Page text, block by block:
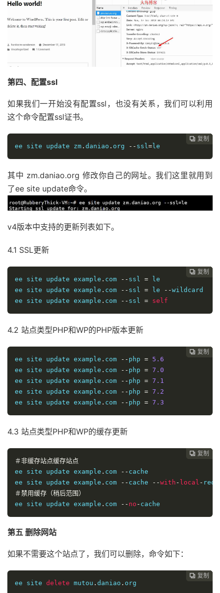
第四、配置ssl
如果我们一开始没有配置ssl，也没有关系，我们可以利用
这个命令配置ssl证书。
 复制
 复制
 复制
 复制
 复制
 复制
 复制
ee site update zm . daniao . org -- ssl =le
其中 zm.daniao.org 修改你自己的网址。我们这里就用到
了ee site update命令。
v4版本中支持的更新列表如下。
4.1 SSL更新
 复制
 复制
 复制
 复制
 复制
 复制
ee site update example . com -- ssl = le
ee site update example . com -- ssl = le --wildcard
ee site update example . com -- ssl = self
4.2 站点类型PHP和WP的PHP版本更新
 复制
 复制
 复制
 复制
 复制
ee site update example . com -- php = 5.6
ee site update example . com -- php = 7.0
ee site update example . com -- php = 7.1
ee site update example . com -- php = 7.2
ee site update example . com -- php = 7.3
4.3 站点类型PHP和WP的缓存更新
 复制
 复制
 复制
 复制
＃非缓存站点缓存站点
ee site update example . com -- cache
ee site update example . com -- cache --with - local -
＃禁用缓存（稍后范围）
ee site update example . com -- no - cache
第五 删除网站
如果不需要这个站点了，我们可以删除，命令如下：
 复制
 复制
 复制
ee site delete mutou . daniao . org